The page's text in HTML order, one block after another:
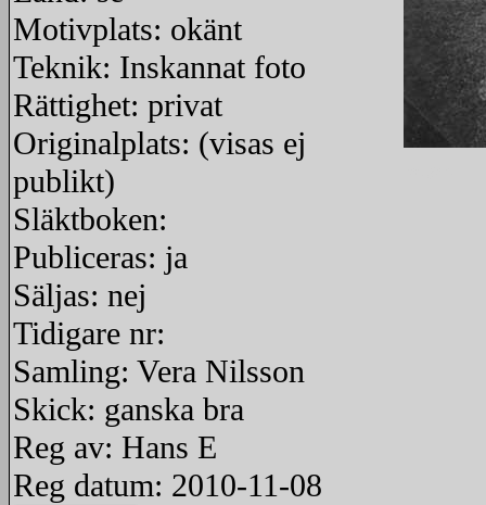
Motivplats: okänt
Teknik: Inskannat foto
Rättighet: privat
Originalplats: (visas ej
publikt)
Släktboken:
Publiceras: ja
Säljas: nej
Tidigare nr:
Samling: Vera Nilsson
Skick: ganska bra
Reg av: Hans E
Reg datum: 2010-11-08